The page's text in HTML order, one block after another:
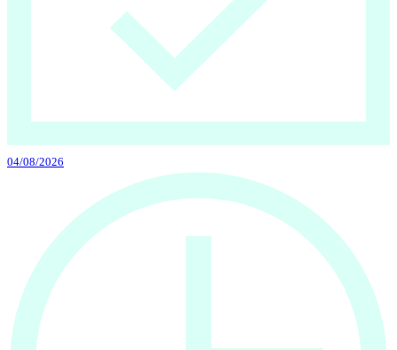
04/08/2026